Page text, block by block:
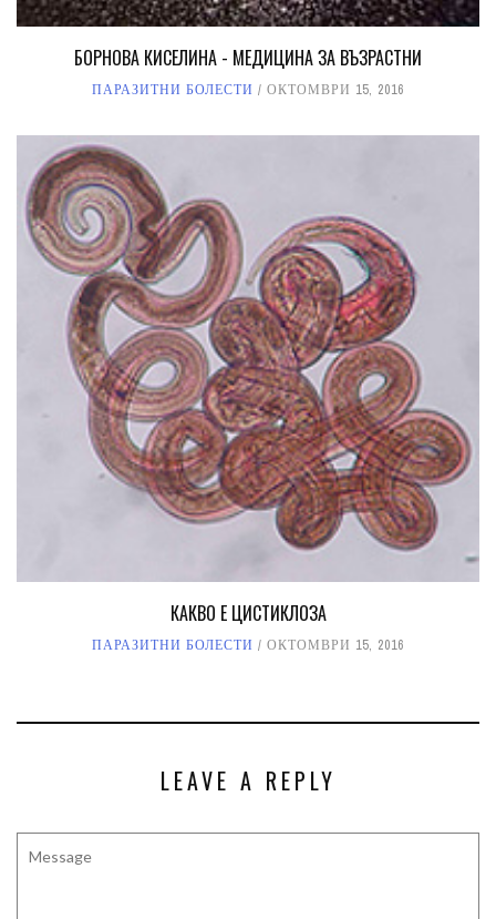
БОРНОВА КИСЕЛИНА - МЕДИЦИНА ЗА ВЪЗРАСТНИ
ПАРАЗИТНИ БОЛЕСТИ ОКТОМВРИ 15, 2016
КАКВО Е ЦИСТИКЛОЗА
ПАРАЗИТНИ БОЛЕСТИ ОКТОМВРИ 15, 2016
LEAVE A REPLY